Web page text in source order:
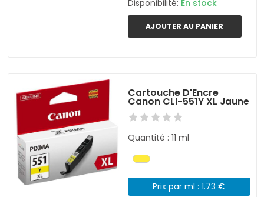
Disponibilité: En stock
AJOUTER AU PANIER
Cartouche D'Encre
Canon CLI-551Y XL Jaune
Quantité : 11 ml
Prix par ml : 1.73 €